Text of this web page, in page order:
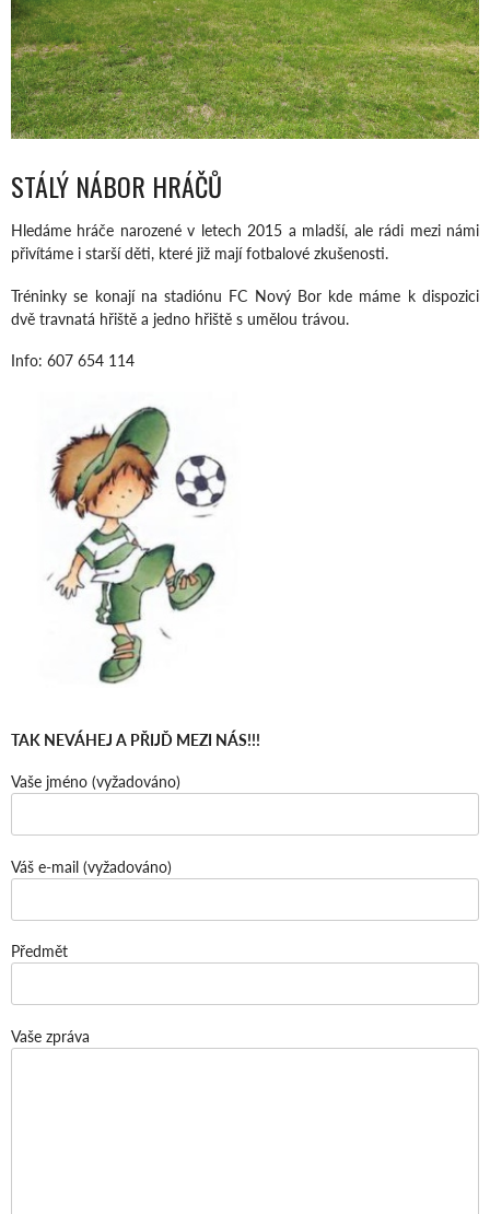
STÁLÝ NÁBOR HRÁČŮ
Hledáme hráče narozené v letech 2015 a mladší, ale rádi mezi námi
přivítáme i starší děti, které již mají fotbalové zkušenosti.
Tréninky se konají na stadiónu FC Nový Bor kde máme k dispozici
dvě travnatá hřiště a jedno hřiště s umělou trávou.
Info: 607 654 114
TAK NEVÁHEJ A PŘIJĎ MEZI NÁS!!!
Vaše jméno (vyžadováno)
Váš e-mail (vyžadováno)
Předmět
Vaše zpráva